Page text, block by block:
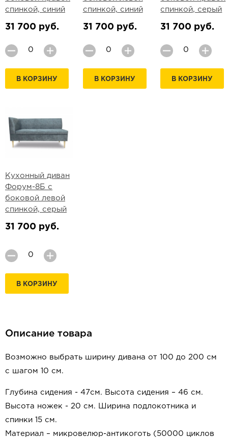
спинкой, синий
31 700 руб.
В КОРЗИНУ
спинкой, синий
31 700 руб.
В КОРЗИНУ
спинкой, серый
31 700 руб.
В КОРЗИНУ
Кухонный диван
Форум-8Б с
боковой левой
спинкой, серый
31 700 руб.
В КОРЗИНУ
Описание товара
Возможно выбрать ширину дивана от 100 до 200 см
с шагом 10 см.
Глубина сидения - 47см. Высота сидения – 46 см.
Высота ножек - 20 см. Ширина подлокотника и
спинки 15 см.
Материал – микровелюр-антикоготь (50000 циклов